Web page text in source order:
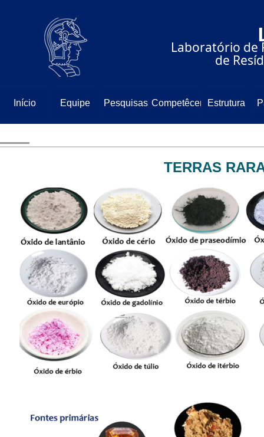
⠀⠀⠀⠀Laboratório de
⠀⠀⠀⠀⠀⠀⠀⠀⠀de
Início Equipe Pesquisas CompetêcenciaEstrutura
TERRAS